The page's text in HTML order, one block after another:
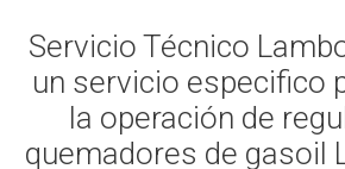
Servicio Técnico
un servicio especifico
la operación de
quemadores de gasoil